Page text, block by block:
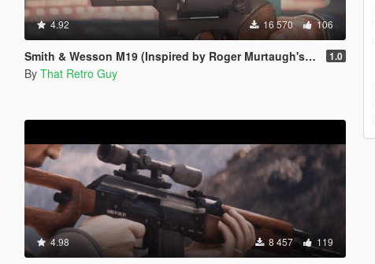
4.92 16 570 106
Smith & Wesson M19 (Inspired by Roger Murtaugh's pistol) [Animated] 1.0
By That Retro Guy
4.98 8 457 119